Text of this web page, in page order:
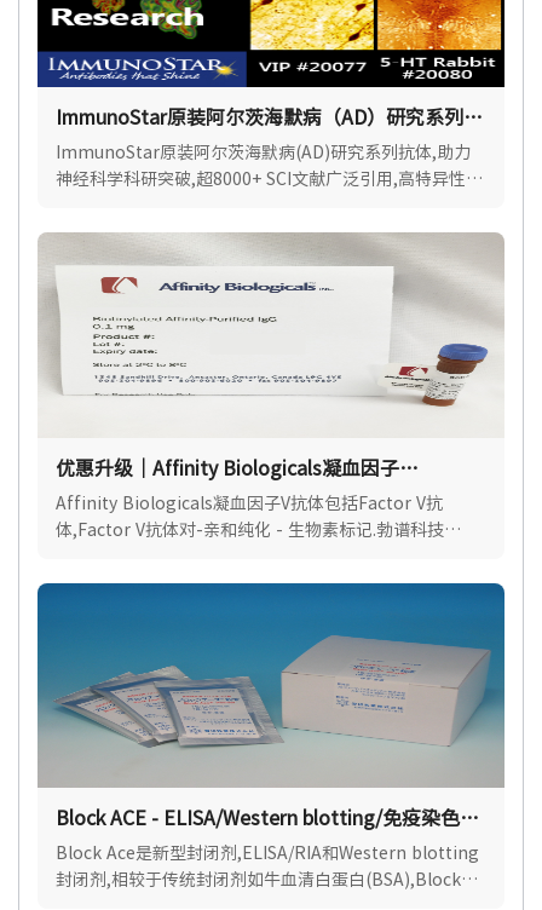
ImmunoStar原装阿尔茨海默病（AD）研究系列抗
体
ImmunoStar原装阿尔茨海默病(AD)研究系列抗体,助力
神经科学科研突破,超8000+ SCI文献广泛引用,高特异性,
优惠升级｜Affinity Biologicals凝血因子
V（Factor V）抗体
Affinity Biologicals凝血因子V抗体包括Factor V抗
体,Factor V抗体对-亲和纯化 - 生物素标记.勃谱科技
Block ACE - ELISA/Western blotting/免疫染色封
闭剂
Block Ace是新型封闭剂,ELISA/RIA和Western blotting
封闭剂,相较于传统封闭剂如牛血清白蛋白(BSA),Block